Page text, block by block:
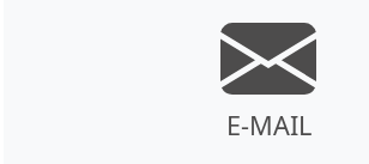
E-MAIL